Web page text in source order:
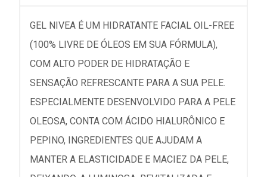
GEL NIVEA É UM HIDRATANTE FACIAL OIL-FREE
(100% LIVRE DE ÓLEOS EM SUA FÓRMULA),
COM ALTO PODER DE HIDRATAÇÃO E
SENSAÇÃO REFRESCANTE PARA A SUA PELE.
ESPECIALMENTE DESENVOLVIDO PARA A PELE
OLEOSA, CONTA COM ÁCIDO HIALURÔNICO E
PEPINO, INGREDIENTES QUE AJUDAM A
MANTER A ELASTICIDADE E MACIEZ DA PELE,